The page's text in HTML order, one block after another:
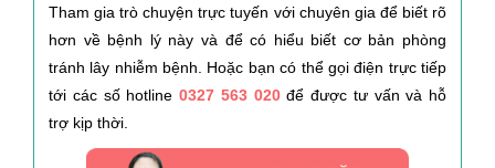
Tham gia trò chuyện trực tuyến với chuyên gia để biết rõ
hơn về bệnh lý này và để có hiểu biết cơ bản phòng
tránh lây nhiễm bệnh. Hoặc bạn có thể gọi điện trực tiếp
tới các số hotline 0327 563 020để được tư vấn và hỗ
trợ kịp thời.